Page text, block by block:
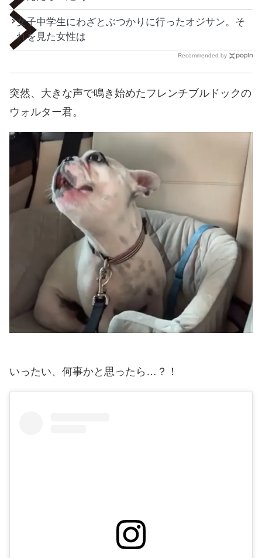
女子中学生にわざとぶつかりに行ったオジサン。そ
れを見た女性は
Recommended by
突然、大きな声で鳴き始めたフレンチブルドックの
ウォルター君。
いったい、何事かと思ったら…？！